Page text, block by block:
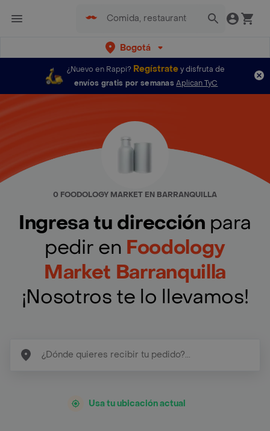
Bogotá
¿Nuevo en Rappi? Regístratey disfruta de
envíos gratis por semanas Aplican TyC
0 FOODOLOGY MARKET EN BARRANQUILLA
Ingresa tu dirección para
pedir en Foodology
Market Barranquilla
¡Nosotros te lo llevamos!
Usa tu ubicación actual